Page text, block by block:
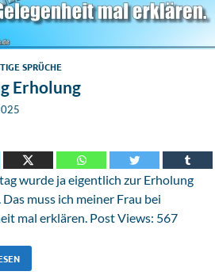
SPRÜCHE
Erholung
wurde ja eigentlich zur Erholung
muss ich meiner Frau bei
mal erklären. Post Views: 567